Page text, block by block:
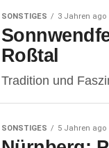
SONSTIGES 3 Jahren ago
Roßtal
Tradition und
SONSTIGES 5 Jahren ago